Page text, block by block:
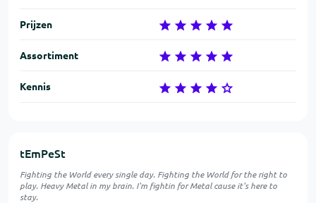
Prijzen
Assortiment
Kennis
tEmPeSt
Fighting the World every single day. Fighting the World for the right to
play. Heavy Metal in my brain. I'm fightin for Metal cause it's here to
stay.